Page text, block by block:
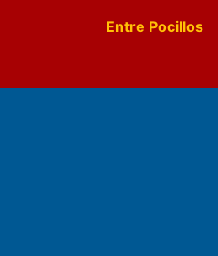
Entre Pocillos